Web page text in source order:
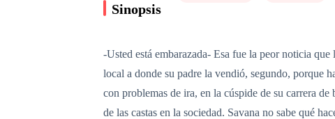
Sinopsis
-Usted está embarazada- Esa fue la peor noticia
local a donde su padre la vendió, segundo, porque
con problemas de ira, en la cúspide de su carrera
de las castas en la sociedad. Savana no sabe qué